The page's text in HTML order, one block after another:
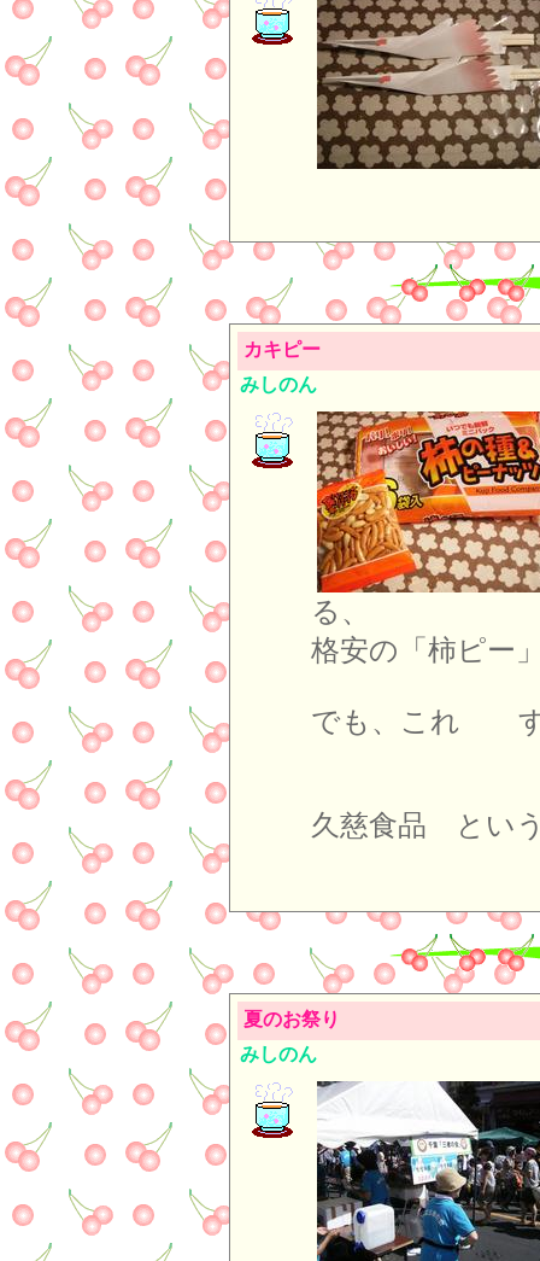
カキピー
みしのん
る
格安の「柿ピー
でも、これ す
久慈食品 とい
夏のお祭り
みしのん